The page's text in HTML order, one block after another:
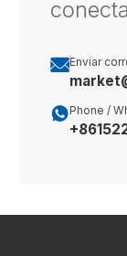
Enviar
Phone /